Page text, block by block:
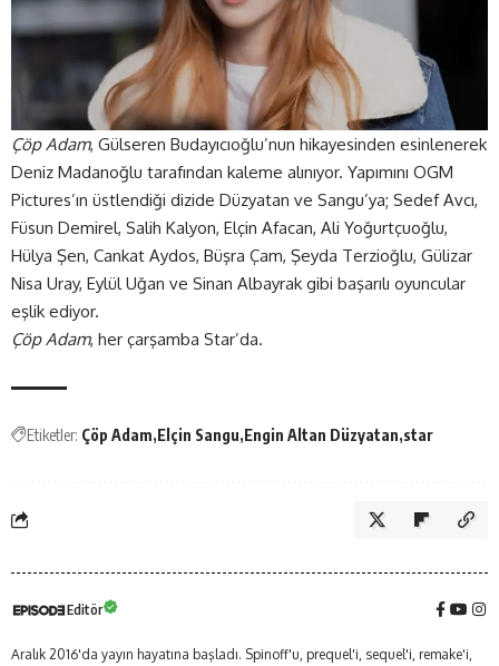
Çöp Adam, Gülseren Budayıcıoğlu’nun hikayesinden esinlenerek
Deniz Madanoğlu tarafından kaleme alınıyor. Yapımını OGM
Pictures’ın üstlendiği dizide Düzyatan ve Sangu’ya; Sedef Avcı,
Füsun Demirel, Salih Kalyon, Elçin Afacan, Ali Yoğurtçuoğlu,
Hülya Şen, Cankat Aydos, Büşra Çam, Şeyda Terzioğlu, Gülizar
Nisa Uray, Eylül Uğan ve Sinan Albayrak gibi başarılı oyuncular
eşlik ediyor.
Çöp Adam, her çarşamba Star’da.
Etiketler: Çöp Adam Elçin Sangu Engin Altan Düzyatan star
Editör
Aralık 2016'da yayın hayatına başladı. Spinoff'u, prequel'i, sequel'i, remake'i,